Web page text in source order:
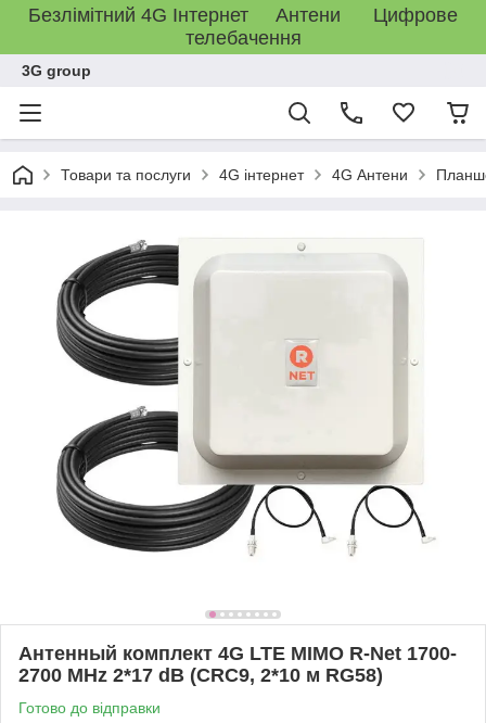
Безлімітний 4G Інтернет Антени Цифрове
телебачення
3G group
Товари та послуги 4G інтернет 4G Антени
Антенный комплект 4G LTE MIMO R-Net 1700-
2700 MHz 2*17 dB (CRC9, 2*10 м RG58)
Готово до відправки